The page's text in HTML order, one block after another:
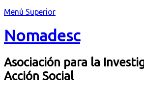
Menú Superior
Nomadesc
Asociación para la
Acción Social